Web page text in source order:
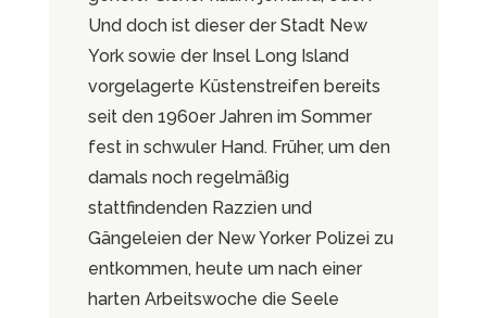
Und doch ist dieser der Stadt New
York sowie der Insel Long Island
vorgelagerte Küstenstreifen bereits
seit den 1960er Jahren im Sommer
fest in schwuler Hand. Früher, um den
damals noch regelmäßig
stattfindenden Razzien und
Gängeleien der New Yorker Polizei zu
entkommen, heute um nach einer
harten Arbeitswoche die Seele